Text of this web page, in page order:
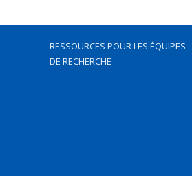
RESSOURCES POUR LES ÉQUIPES
DE RECHERCHE